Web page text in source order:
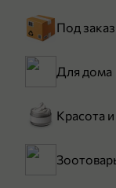
Под заказ
Для дома
Красота